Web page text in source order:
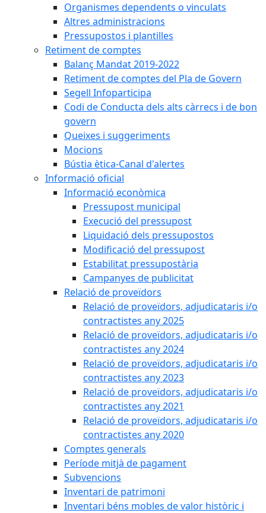
Organismes dependents o vinculats
Altres administracions
Pressupostos i plantilles
Retiment de comptes
Balanç Mandat 2019-2022
Retiment de comptes del Pla de Govern
Segell Infoparticipa
Codi de Conducta dels alts càrrecs i de bon
govern
Queixes i suggeriments
Mocions
Bústia ètica-Canal d'alertes
Informació oficial
Informació econòmica
Pressupost municipal
Execució del pressupost
Liquidació dels pressupostos
Modificació del pressupost
Estabilitat pressupostària
Campanyes de publicitat
Relació de proveïdors
Relació de proveïdors, adjudicataris i/o
contractistes any 2025
Relació de proveïdors, adjudicataris i/o
contractistes any 2024
Relació de proveïdors, adjudicataris i/o
contractistes any 2023
Relació de proveïdors, adjudicataris i/o
contractistes any 2021
Relació de proveïdors, adjudicataris i/o
contractistes any 2020
Comptes generals
Període mitjà de pagament
Subvencions
Inventari de patrimoni
Inventari béns mobles de valor històric i